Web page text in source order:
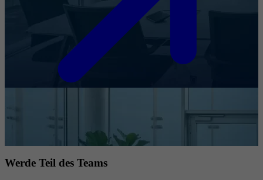
Werde Teil des Teams